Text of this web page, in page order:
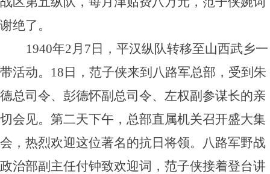
谢绝了。
1940年2月7日，平汉纵队转移至山西武乡一
带活动。18日，范子侠来到八路军总部，受到朱
德总司令、彭德怀副总司令、左权副参谋长的亲
切会见。第二天下午，总部直属机关召开盛大集
会，热烈欢迎这位著名的抗日将领。八路军野战
政治部副主任付钟致欢迎词，范子侠接着登台讲